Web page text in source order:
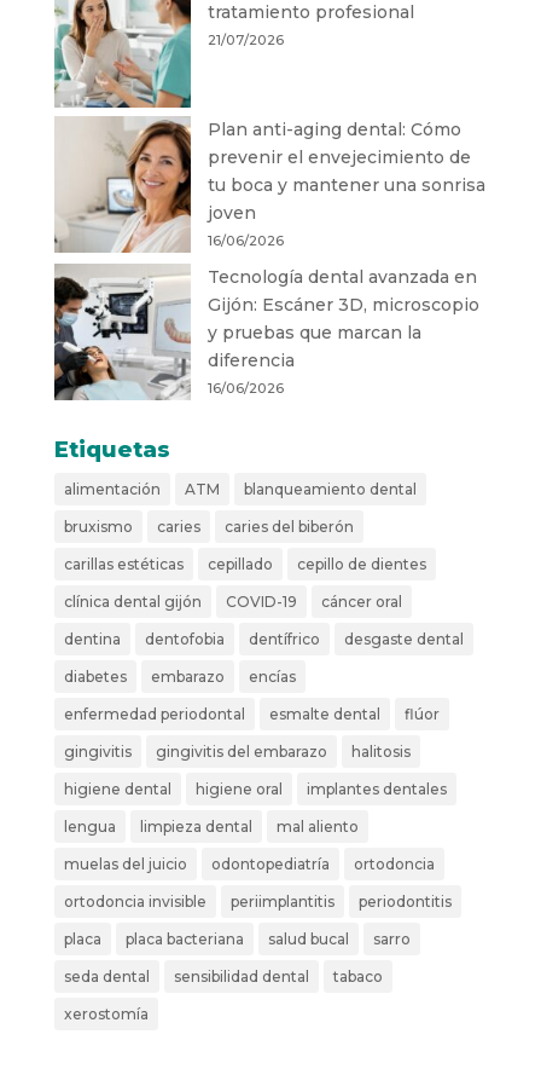
tratamiento profesional
21/07/2026
Plan anti-aging dental: Cómo
prevenir el envejecimiento de
tu boca y mantener una sonrisa
joven
16/06/2026
Tecnología dental avanzada en
Gijón: Escáner 3D, microscopio
y pruebas que marcan la
diferencia
16/06/2026
Etiquetas
alimentación ATM blanqueamiento dental
bruxismo caries caries del biberón
carillas estéticas cepillado cepillo de dientes
clínica dental gijón COVID-19 cáncer oral
dentina dentofobia dentífrico desgaste dental
diabetes embarazo encías
enfermedad periodontal esmalte dental flúor
gingivitis gingivitis del embarazo halitosis
higiene dental higiene oral implantes dentales
lengua limpieza dental mal aliento
muelas del juicio odontopediatría ortodoncia
ortodoncia invisible periimplantitis periodontitis
placa placa bacteriana salud bucal sarro
seda dental sensibilidad dental tabaco
xerostomía